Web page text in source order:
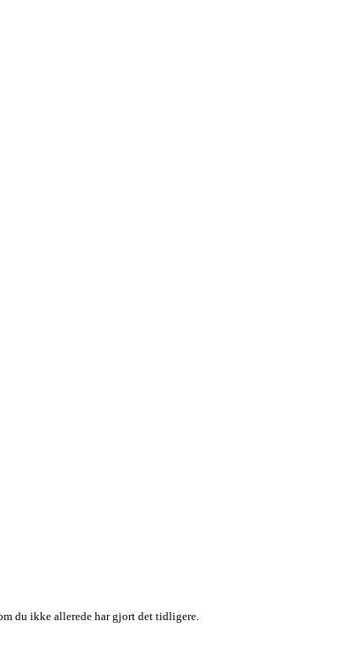
du ikke allerede har gjort det tidligere.